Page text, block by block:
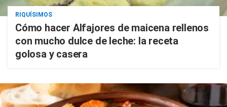
RIQUÍSIMOS
Cómo hacer Alfajores de maicena rellenos
con mucho dulce de leche: la receta
golosa y casera